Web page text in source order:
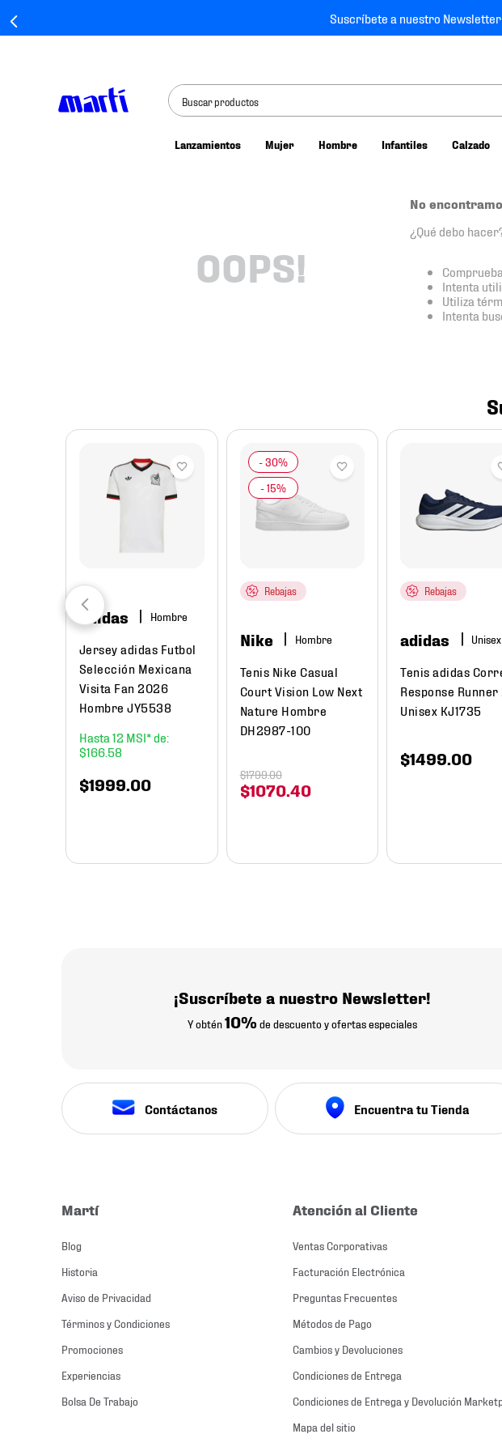
Suscríbete a nuestro
Buscar productos
Lanzamientos Mujer Hombre Infantiles Calzado
OOPS!
No
¿Qué debo
Intenta
Utiliza
Intenta
adidas Hombre
Jersey adidas Futbol
Selección Mexicana
Visita Fan 2026
Hombre JY5538
12
$166. 58
$1999 00
Rebajas
Nike Hombre
Tenis Nike Casual
Court Vision Low Next
Nature Hombre
DH2987-100
$1070. 40
$1799.00
Rebajas
adidas
Tenis adidas
Response Runner
Unisex KJ1735
$1499 00
¡Suscríbete a nuestro Newsletter!
Y obtén10% de descuento y ofertas especiales
Contáctanos Encuentra tu Tienda
Martí
Blog
Historia
Aviso de Privacidad
Términos y Condiciones
Promociones
Experiencias
Bolsa De Trabajo
Atención al Cliente
Ventas Corporativas
Facturación Electrónica
Preguntas Frecuentes
Métodos de Pago
Cambios y Devoluciones
Condiciones de Entrega
Condiciones de Entrega y Devolución
Mapa del sitio
tenis nike